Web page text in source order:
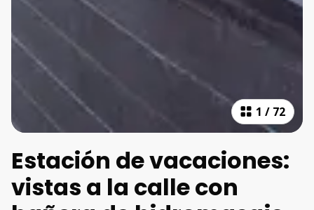
1 / 72
Estación de vacaciones:
vistas a la calle con